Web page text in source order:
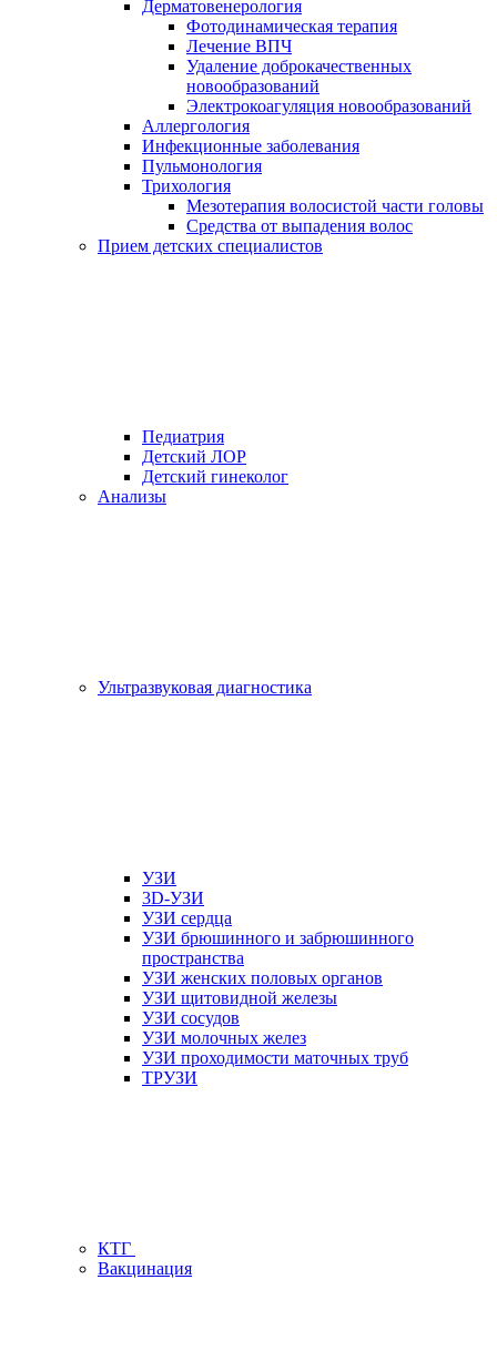
Дерматовенерология
Фотодинамическая терапия
Лечение ВПЧ
Удаление доброкачественных
новообразований
Электрокоагуляция новообразований
Аллергология
Инфекционные заболевания
Пульмонология
Трихология
Мезотерапия волосистой части головы
Средства от выпадения волос
Прием детских специалистов
Педиатрия
Детский ЛОР
Детский гинеколог
Анализы
Ультразвуковая диагностика
УЗИ
3D-УЗИ
УЗИ сердца
УЗИ брюшинного и забрюшинного
пространства
УЗИ женских половых органов
УЗИ щитовидной железы
УЗИ сосудов
УЗИ молочных желез
УЗИ проходимости маточных труб
ТРУЗИ
КТГ
Вакцинация